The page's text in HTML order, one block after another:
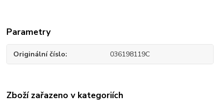
Parametry
Originální číslo 036198119C
Zboží zařazeno v kategoriích